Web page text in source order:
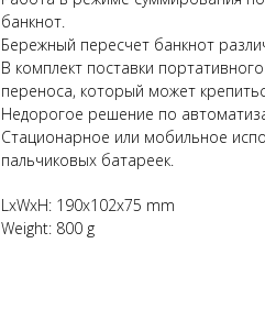
банкнот.
Бережный пересчет банкнот
В комплект поставки
переноса, который может
Недорогое решение по
Стационарное или мобильное
пальчиковых батареек.
LxWxH: 190x102x75 mm
Weight: 800 g